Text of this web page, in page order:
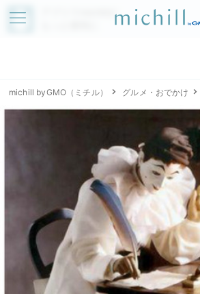
アプリでmichillが
michill byGMO（ミチル） グルメ・おでかけ